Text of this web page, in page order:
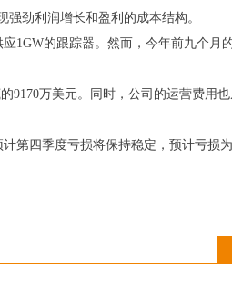
劲利润增长和盈利的成本结构。
1GW的跟踪器。然而，今年前九个月
9170万美元。同时，公司的运营费用也
第四季度亏损将保持稳定，预计亏损